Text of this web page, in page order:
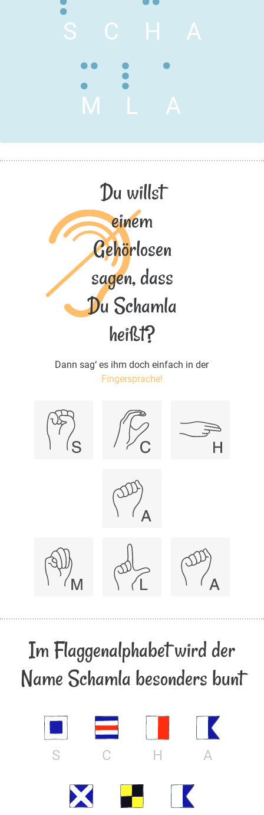
S C H A
M L A
Du willst
einem
Gehörlosen
sagen, dass
Du Schamla
heißt?
Dann sag‘ es ihm doch einfach in der
Fingersprache!
Im Flaggenalphabet wird der
Name Schamla besonders bunt
S C H A